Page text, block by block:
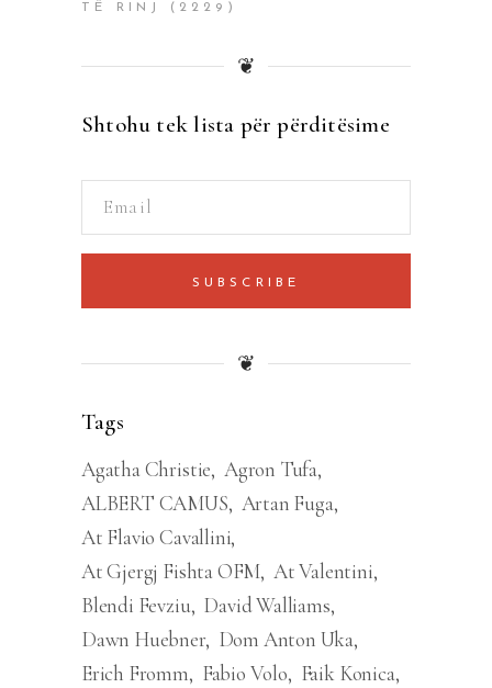
TË RINJ (2229)
❦
Shtohu tek lista për përditësime
SUBSCRIBE
❦
Tags
Agatha Christie Agron Tufa
ALBERT CAMUS Artan Fuga
At Flavio Cavallini
At Gjergj Fishta OFM At Valentini
Blendi Fevziu David Walliams
Dawn Huebner Dom Anton Uka
Erich Fromm
Fabio Volo
Faik Konica